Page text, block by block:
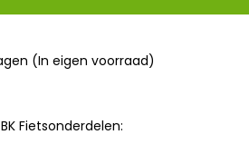
(In eigen voorraad)
Fietsonderdelen: